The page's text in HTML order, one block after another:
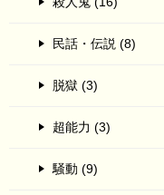
民話・伝説 (8)
脱獄 (3)
超能力 (3)
騒動 (9)